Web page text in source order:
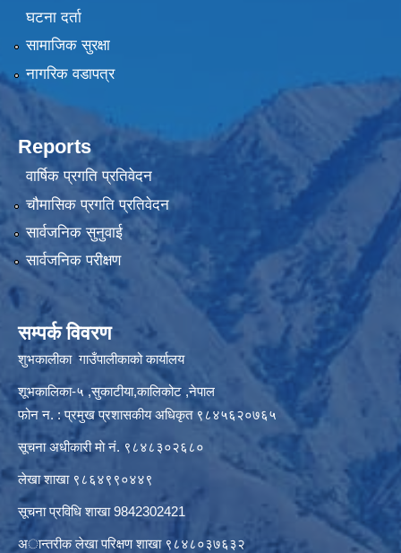
घटना दर्ता
सामाजिक सुरक्षा
नागरिक वडापत्र
Reports
वार्षिक प्रगति प्रतिवेदन
चौमासिक प्रगति प्रतिवेदन
सार्वजनिक सुनुवाई
सार्वजनिक परीक्षण
सम्पर्क विवरण
शुभकालीका गाउँपालीकाको कार्यालय
शूभकालिका-५ ,सुकाटीया,कालिकोट ,नेपाल
फोन न. : प्रमुख प्रशासकीय अधिकृत ९८४५६२०७६५
सूचना अधीकारी माे नं. ९८४८३०२६८०
लेखा शाखा ९८६४९९०४४९
सूचना प्रविधि शाखा 9842302421
अान्तरीक लेखा परिक्षण शाखा ९८४८०३७६३२